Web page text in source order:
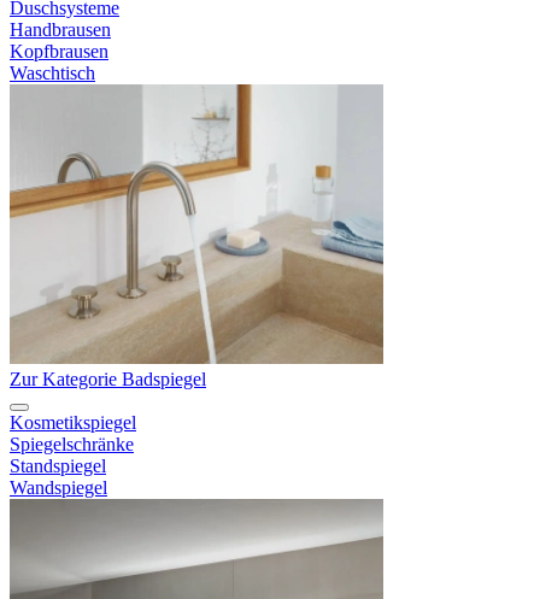
Duschsysteme
Handbrausen
Kopfbrausen
Waschtisch
Zur Kategorie Badspiegel
Kosmetikspiegel
Spiegelschränke
Standspiegel
Wandspiegel